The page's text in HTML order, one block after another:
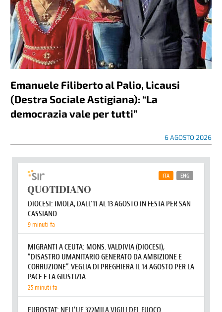
Emanuele Filiberto al Palio, Licausi
(Destra Sociale Astigiana): “La
democrazia vale per tutti”
6 AGOSTO 2026